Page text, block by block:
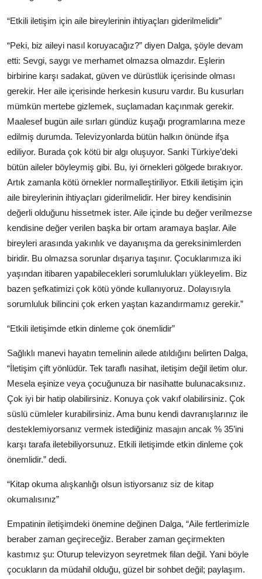
“Etkili iletişim için aile bireylerinin ihtiyaçları giderilmelidir”
“Peki, biz aileyi nasıl koruyacağız?” diyen Dalga, şöyle devam
etti: Sevgi, saygı ve merhamet olmazsa olmazdır. Eşlerin
birbirine karşı sadakat, güven ve dürüstlük içerisinde olması
gerekir. Her aile içerisinde herkesin kusuru vardır. Bu kusurları
mümkün mertebe gizlemek, suçlamadan kaçınmak gerekir.
Maalesef bugün aile sırları gündüz kuşağı programlarına meze
edilmiş durumda. Televizyonlarda bütün halkın önünde ifşa
ediliyor. Burada çok kötü bir algı oluşuyor. Sanki Türkiye’deki
bütün aileler böyleymiş gibi. Bu, iyi örnekleri gölgede bırakıyor.
Artık zamanla kötü örnekler normalleştiriliyor. Etkili iletişim için
aile bireylerinin ihtiyaçları giderilmelidir. Her birey kendisinin
değerli olduğunu hissetmek ister. Aile içinde bu değer verilmezse
kendisine değer verilen başka bir ortam aramaya başlar. Aile
bireyleri arasında yakınlık ve dayanışma da gereksinimlerden
biridir. Bu olmazsa sorunlar dışarıya taşınır. Çocuklarımıza iki
yaşından itibaren yapabilecekleri sorumlulukları yükleyelim. Biz
bazen şefkatimizi çok kötü yönde kullanıyoruz. Dolayısıyla
sorumluluk bilincini çok erken yaştan kazandırmamız gerekir.”
“Etkili iletişimde etkin dinleme çok önemlidir”
Sağlıklı manevi hayatın temelinin ailede atıldığını belirten Dalga,
“İletişim çift yönlüdür. Tek taraflı nasihat, iletişim değil iletim olur.
Mesela eşinize veya çocuğunuza bir nasihatte bulunacaksınız.
Çok iyi bir hatip olabilirsiniz. Konuya çok vakıf olabilirsiniz. Çok
süslü cümleler kurabilirsiniz. Ama bunu kendi davranışlarınız ile
desteklemiyorsanız vermek istediğiniz masajın ancak % 35’ini
karşı tarafa iletebiliyorsunuz. Etkili iletişimde etkin dinleme çok
önemlidir.” dedi.
“Kitap okuma alışkanlığı olsun istiyorsanız siz de kitap
okumalısınız”
Empatinin iletişimdeki önemine değinen Dalga, “Aile fertlerimizle
beraber zaman geçireceğiz. Beraber zaman geçirmekten
kastımız şu: Oturup televizyon seyretmek filan değil. Yani böyle
çocukların da müdahil olduğu, güzel bir sohbet değil; paylaşım.